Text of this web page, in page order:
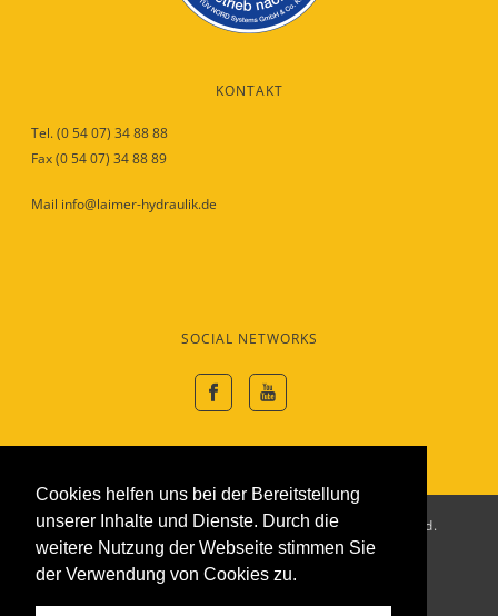
Cookies helfen uns bei der Bereitstellung
unserer Inhalte und Dienste. Durch die
weitere Nutzung der Webseite stimmen Sie
der Verwendung von Cookies zu.
KONTAKT
Tel. (0 54 07) 34 88 88
Fax (0 54 07) 34 88 89
Mail info@laimer-hydraulik.de
SOCIAL NETWORKS
© 2022 Laimer Hydraulik GmbH. All rights reserved.
Impressum